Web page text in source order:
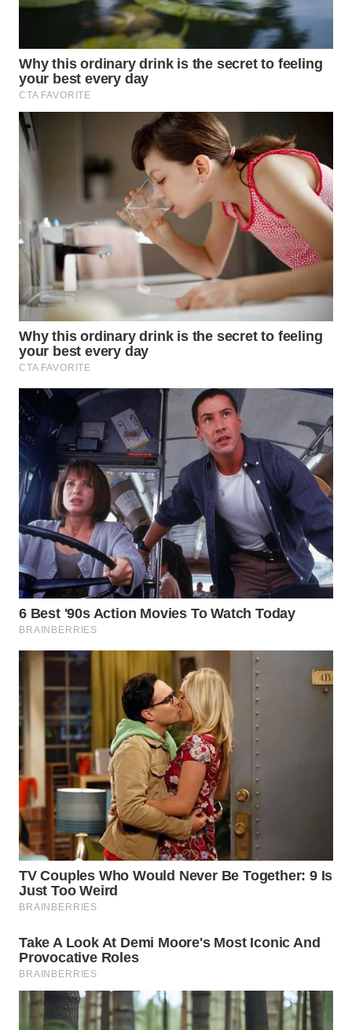
PADANG
WN
SUMEDANG
CIANJUR
KEPULAUAN
SERIBU
WN
TANGERANG
WN
BINJAI
WN
CIREBON
WN
INDRAMAYU
WN
KUNINGAN
WN
MAJALENGKA
WN
SUBANG
WN
WN
PURWAKARTA
WN
PRIANGAN
TIMUR
WN
SEMARANG
WN
WN
BOROBUDUR